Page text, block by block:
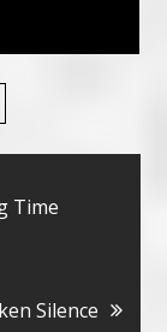
Time
Silence